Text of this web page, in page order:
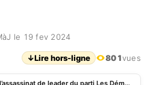
le 19 fev 2024
↓Lire hors-ligne 801vues
Projet d’assassinat de leader du parti Les Démocrates: Mitokpè évoque des sources